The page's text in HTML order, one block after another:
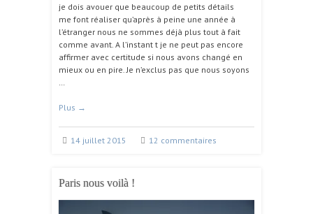
je dois avouer que beaucoup de petits détails
me font réaliser qu’après à peine une année à
l’étranger nous ne sommes déjà plus tout à fait
comme avant. A l’instant t je ne peut pas encore
affirmer avec certitude si nous avons changé en
mieux ou en pire. Je n’exclus pas que nous soyons
…
Plus →
14 juillet 2015 12 commentaires
Paris nous voilà !